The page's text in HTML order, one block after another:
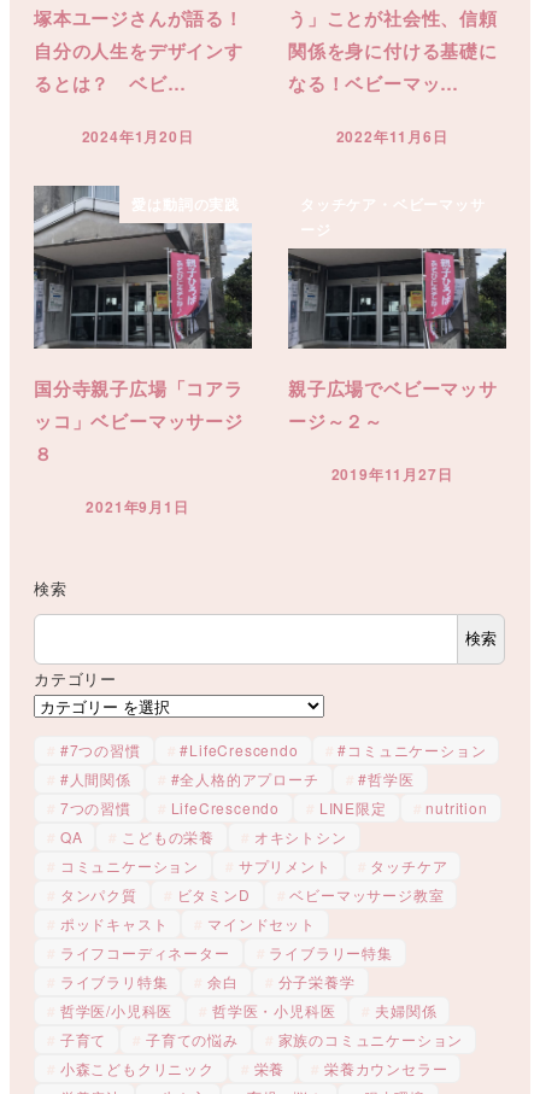
塚本ユージさんが語る！
自分の人生をデザインす
るとは？ ベビ…
投稿日
2024年1月20日
う」ことが社会性、信頼
関係を身に付ける基礎に
なる！ベビーマッ…
投稿日
2022年11月6日
愛は動詞の実践
国分寺親子広場「コアラ
ッコ」ベビーマッサージ
８
投稿日
2021年9月1日
タッチケア・ベビーマッサ
ージ
親子広場でベビーマッサ
ージ～２～
投稿日
2019年11月27日
検索
検索
カテゴリー
#7つの習慣 #LifeCrescendo
#コミュニケーション
#人間関係
#全人格的アプローチ
#哲学医
7つの習慣
LifeCrescendo LINE限定
nutrition
QA
こどもの栄養
オキシトシン
コミュニケーション
サプリメント
タッチケア
タンパク質
ビタミンD
ベビーマッサージ教室
ポッドキャスト
マインドセット
ライフコーディネーター
ライブラリー特集
ライブラリ特集
余白
分子栄養学
哲学医/小児科医
哲学医・小児科医
夫婦関係
子育て
子育ての悩み
家族のコミュニケーション
小森こどもクリニック
栄養
栄養カウンセラー